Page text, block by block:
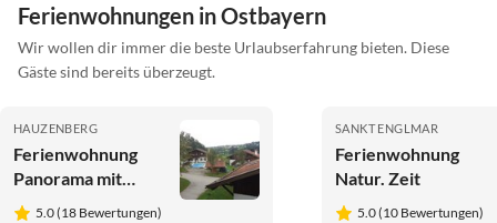
Ferienwohnungen in Ostbayern
Wir wollen dir immer die beste Urlaubserfahrung bieten. Diese
Gäste sind bereits überzeugt.
HAUZENBERG
Ferienwohnung
Panorama mit
Hallenbad
5.0 (18 Bewertungen)
SANKT ENGLMAR
Ferienwohnung
Natur. Zeit
5.0 (10 Bewertungen)